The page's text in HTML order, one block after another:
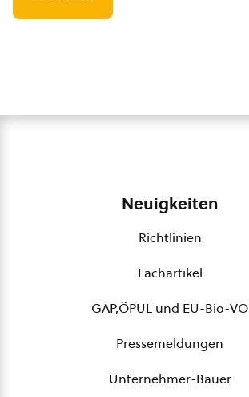
Neuigkeiten
Richtlinien
Fachartikel
GAP,ÖPUL und EU-Bio-VO
Pressemeldungen
Unternehmer-Bauer